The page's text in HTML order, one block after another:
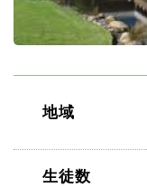
地域
生徒数